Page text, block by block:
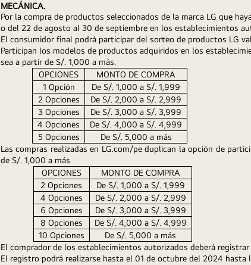
MECÁNICA.
Por la compra de productos seleccionados de la marca LG que
o del 22 de agosto al 30 de septiembre en los establecimientos
El consumidor final podrá participar del sorteo de productos LG
Participan los modelos de productos adquiridos en los
sea a partir de S/. 1,000 a más.
OPCIONES
MONTO DE COMPRA
1 Opción
De S/. 1,000 a S/. 1,999
2 Opciones
De S/. 2,000 a S/. 2,999
3 Opciones
De S/. 3,000 a S/. 3,999
4 Opciones
De S/. 4,000 a S/. 4,999
5 Opciones
De S/. 5,000 a más
Las compras realizadas en LG.com/pe duplican la opción de
de S/. 1,000 a más
OPCIONES
MONTO DE COMPRA
2 Opciones
De S/. 1,000 a S/. 1,999
4 Opciones
De S/. 2,000 a S/. 2,999
6 Opciones
De S/. 3,000 a S/. 3,999
8 Opciones
De S/. 4,000 a S/. 4,999
10 Opciones
De S/. 5,000 a más
El comprador de los establecimientos autorizados deberá
El registro podrá realizarse hasta el 01 de octubre del 2024 hasta